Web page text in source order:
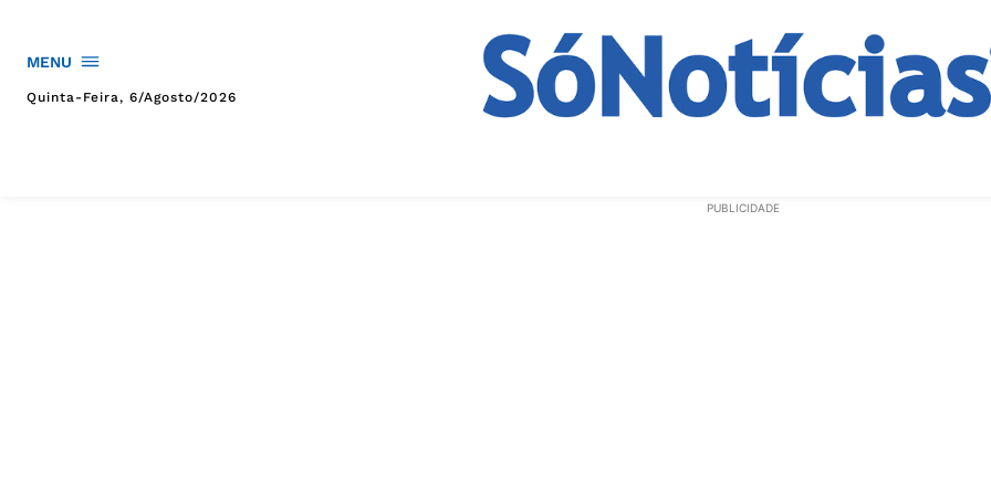
MENU
Quinta-Feira, 6/agosto/2026
PUBLICIDADE